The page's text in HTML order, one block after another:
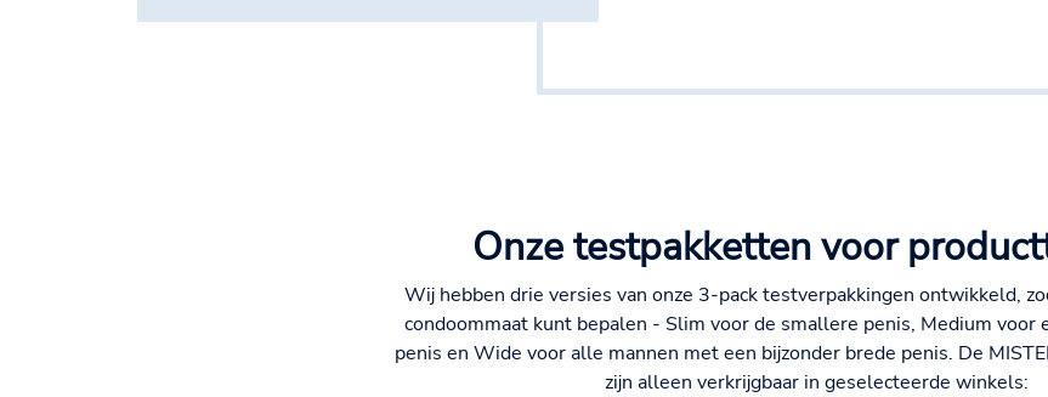
Onze testpakketten voor
Wij hebben drie versies van onze 3-pack testverpakkingen ontwikkeld,
condoommaat kunt bepalen - Slim voor de smallere penis, Medium voor
penis en Wide voor alle mannen met een bijzonder brede penis. De
zijn alleen verkrijgbaar in geselecteerde winkels: